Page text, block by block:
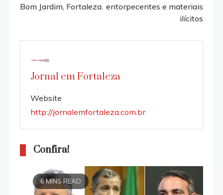
Bom Jardim, Fortaleza. entorpecentes e materiais
ilícitos
Jornal em Fortaleza
Website
http://jornalemfortaleza.com.br
Confira!
6 MINS READ